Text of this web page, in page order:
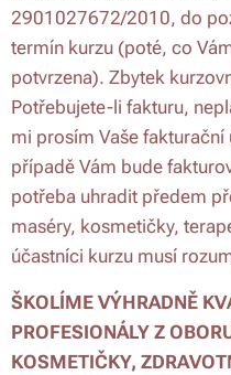
2901027672/2010, do
termín kurzu (poté, co
potvrzena). Zbytek
Potřebujete-li fakturu,
mi prosím Vaše
případě Vám bude
potřeba uhradit předem
maséry, kosmetičky,
účastníci kurzu musí
ŠKOLÍME VÝHRADNĚ
PROFESIONÁLY Z
KOSMETIČKY,